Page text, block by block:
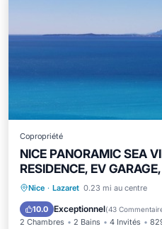
Copropriété
NICE PANORAMIC SEA
RESIDENCE, EV
Nice · Lazaret 0.23 mi au centre
10.0 Exceptionnel(43
2 Chambres 2 Bains 4 Invités
Front de mer
Vue sur l’océan